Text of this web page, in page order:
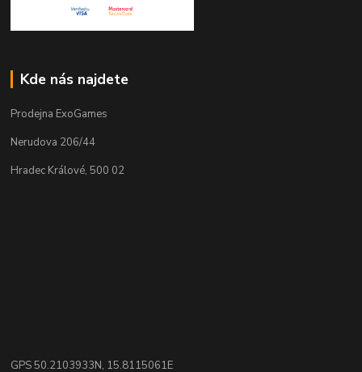
Kde nás najdete
Prodejna ExoGames
Nerudova 206/44
Hradec Králové, 500 02
GPS 50.2103933N, 15.8115061E